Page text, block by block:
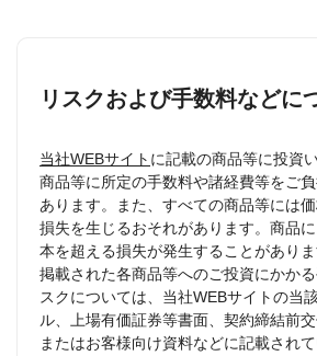
リスクおよび手数料などに
当社WEBサイト に記載の商品等に投資
商品等に所定の手数料や諸経費等をご
あります。また、すべての商品等には
損失を生じるおそれがあります。商品
本を超える損失が発生することがあり
掲載された各商品等へのご投資にかか
スクについては、当社WEBサイトの当
ル、上場有価証券等書面、契約締結前
またはお客様向け資料などに記載され